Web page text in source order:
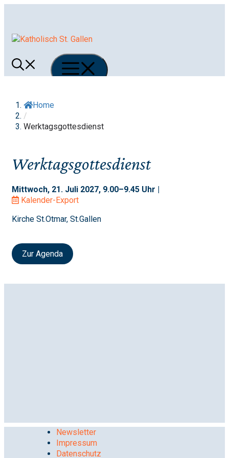
Menü
Home
/
Werktagsgottesdienst
Werktagsgottesdienst
Mittwoch, 21. Juli 2027, 9.00–9.45 Uhr |
Kalender-Export
Kirche St.Otmar, St.Gallen
Zur Agenda
Newsletter
Impressum
Datenschutz